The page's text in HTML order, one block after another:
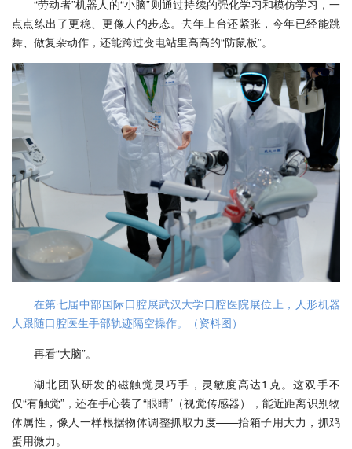
“劳动者”机器人的“小脑”则通过持续的强化学习和模仿学习，一
点点练出了更稳、更像人的步态。去年上台还紧张，今年已经能跳
舞、做复杂动作，还能跨过变电站里高高的“防鼠板”。
在第七届中部国际口腔展武汉大学口腔医院展位上，人形机器
人跟随口腔医生手部轨迹隔空操作。（资料图）
再看“大脑”。
湖北团队研发的磁触觉灵巧手，灵敏度高达1克。这双手不
仅“有触觉”，还在手心装了“眼睛”（视觉传感器），能近距离识别物
体属性，像人一样根据物体调整抓取力度——抬箱子用大力，抓鸡
蛋用微力。